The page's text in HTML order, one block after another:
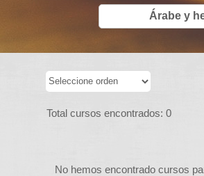
Árabe y
Total cursos encontrados: 0
No hemos encontrado cursos